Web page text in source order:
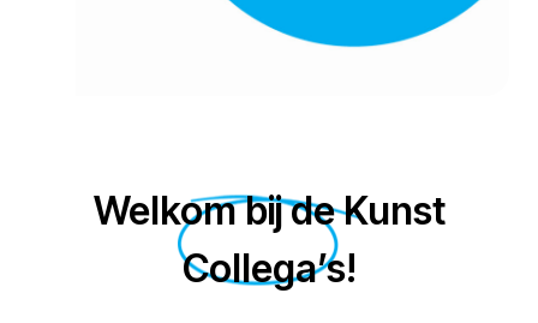
Welkom bij de Kunst
Collega’s!